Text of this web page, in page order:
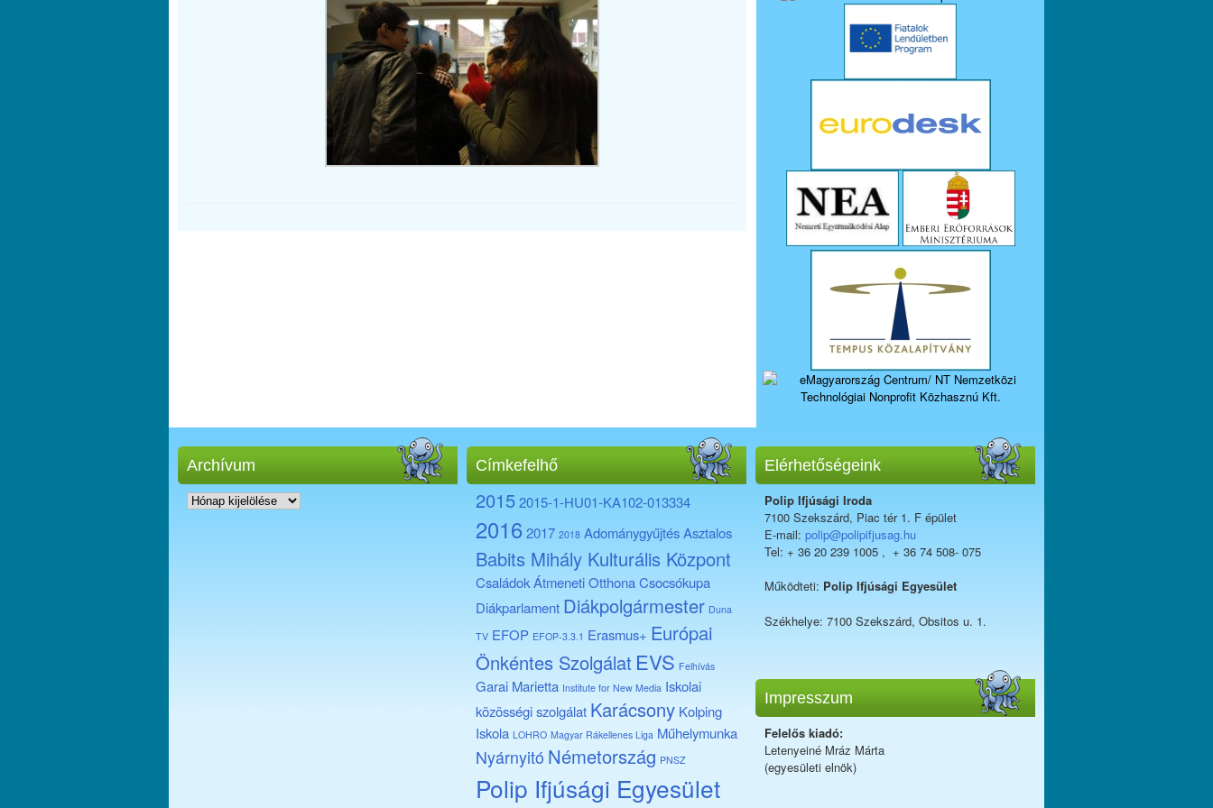
Archívum
Archívum
Címkefelhő
20152015-1-HU01-KA102-013334
2016 2017 2018 AdománygyűjtésAsztalos
Babits Mihály Kulturális Központ
Családok Átmeneti OtthonaCsocsókupa
Diákparlament Diákpolgármester Duna
TV EFOP EFOP-3.3.1 Erasmus+ Európai
Önkéntes Szolgálat EVS Felhívás
Garai Marietta Institute for New Media Iskolai
közösségi szolgálat Karácsony Kolping
Iskola LOHRO Magyar Rákellenes Liga Műhelymunka
Nyárnyitó Németország PNSZ
Polip Ifjúsági Egyesület
Elérhetőségeink
Polip Ifjúsági Iroda
7100 Szekszárd, Piac tér 1. F épület
E-mail: polip@polipifjusag.hu
Tel: + 36 20 239 1005 , + 36 74 508- 075
Működteti: Polip Ifjúsági Egyesület
Székhelye: 7100 Szekszárd, Obsitos u. 1.
Impresszum
Felelős kiadó:
Letenyeiné Mráz Márta
(egyesületi elnök)